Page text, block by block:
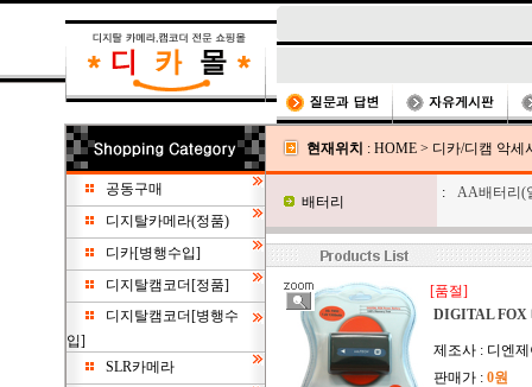
공동구매
디지탈카메라(정품)
디카[병행수입]
디지탈캠코더[정품]
디지탈캠코더[병행수
입]
SLR카메라
현재위치 : HOME > 디카/디캠 악세
배터리
: AA배터리(
[품절]
DIGITAL FOX
제조사 : 디엔
판매가 : 0원